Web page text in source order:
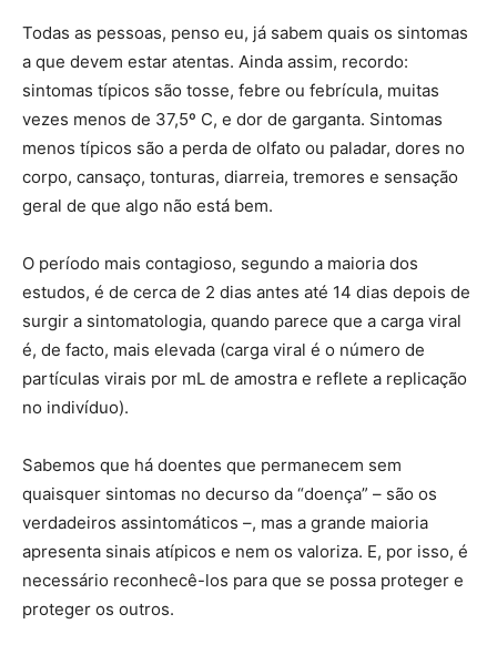
Todas as pessoas, penso eu, já sabem quais os sintomas
a que devem estar atentas. Ainda assim, recordo:
sintomas típicos são tosse, febre ou febrícula, muitas
vezes menos de 37,5º C, e dor de garganta. Sintomas
menos típicos são a perda de olfato ou paladar, dores no
corpo, cansaço, tonturas, diarreia, tremores e sensação
geral de que algo não está bem.
O período mais contagioso, segundo a maioria dos
estudos, é de cerca de 2 dias antes até 14 dias depois de
surgir a sintomatologia, quando parece que a carga viral
é, de facto, mais elevada (carga viral é o número de
partículas virais por mL de amostra e reflete a replicação
no indivíduo).
Sabemos que há doentes que permanecem sem
quaisquer sintomas no decurso da “doença” – são os
verdadeiros assintomáticos –, mas a grande maioria
apresenta sinais atípicos e nem os valoriza. E, por isso, é
necessário reconhecê-los para que se possa proteger e
proteger os outros.